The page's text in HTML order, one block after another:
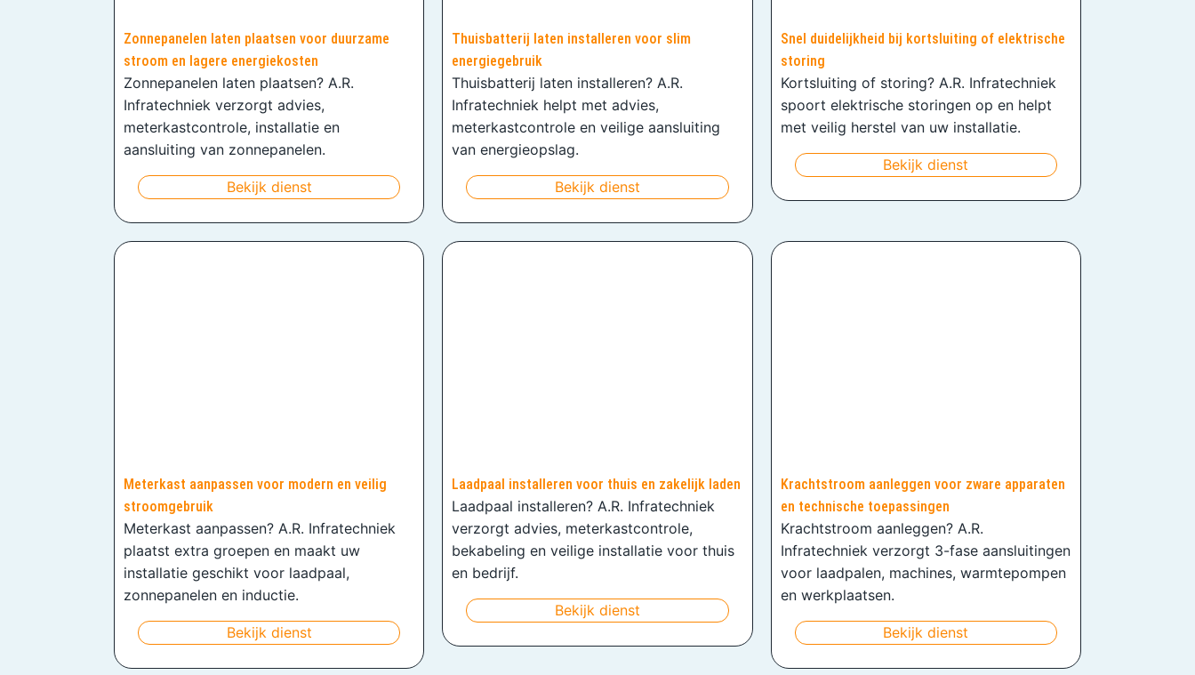
Zonnepanelen laten plaatsen voor duurzame
stroom en lagere energiekosten
Zonnepanelen laten plaatsen? A.R.
Infratechniek verzorgt advies,
meterkastcontrole, installatie en
aansluiting van zonnepanelen.
Bekijk dienst
Thuisbatterij laten installeren voor slim
energiegebruik
Thuisbatterij laten installeren? A.R.
Infratechniek helpt met advies,
meterkastcontrole en veilige aansluiting
van energieopslag.
Bekijk dienst
Snel duidelijkheid bij kortsluiting of elektrische
storing
Kortsluiting of storing? A.R. Infratechniek
spoort elektrische storingen op en helpt
met veilig herstel van uw installatie.
Bekijk dienst
Meterkast aanpassen voor modern en veilig
stroomgebruik
Meterkast aanpassen? A.R. Infratechniek
plaatst extra groepen en maakt uw
installatie geschikt voor laadpaal,
zonnepanelen en inductie.
Bekijk dienst
Laadpaal installeren voor thuis en zakelijk laden
Laadpaal installeren? A.R. Infratechniek
verzorgt advies, meterkastcontrole,
bekabeling en veilige installatie voor thuis
en bedrijf.
Bekijk dienst
Krachtstroom aanleggen voor zware apparaten
en technische toepassingen
Krachtstroom aanleggen? A.R.
Infratechniek verzorgt 3-fase aansluitingen
voor laadpalen, machines, warmtepompen
en werkplaatsen.
Bekijk dienst